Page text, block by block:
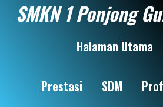
SMKN 1 Ponjong
Halaman Utama
Prestasi SDM